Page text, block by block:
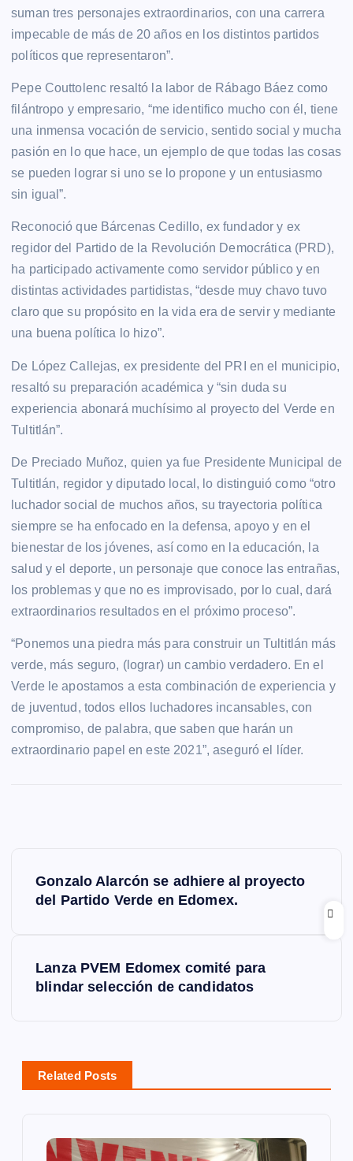
suman tres personajes extraordinarios, con una carrera
impecable de más de 20 años en los distintos partidos
políticos que representaron”.
Pepe Couttolenc resaltó la labor de Rábago Báez como
filántropo y empresario, “me identifico mucho con él, tiene
una inmensa vocación de servicio, sentido social y mucha
pasión en lo que hace, un ejemplo de que todas las cosas
se pueden lograr si uno se lo propone y un entusiasmo
sin igual”.
Reconoció que Bárcenas Cedillo, ex fundador y ex
regidor del Partido de la Revolución Democrática (PRD),
ha participado activamente como servidor público y en
distintas actividades partidistas, “desde muy chavo tuvo
claro que su propósito en la vida era de servir y mediante
una buena política lo hizo”.
De López Callejas, ex presidente del PRI en el municipio,
resaltó su preparación académica y “sin duda su
experiencia abonará muchísimo al proyecto del Verde en
Tultitlán”.
De Preciado Muñoz, quien ya fue Presidente Municipal de
Tultitlán, regidor y diputado local, lo distinguió como “otro
luchador social de muchos años, su trayectoria política
siempre se ha enfocado en la defensa, apoyo y en el
bienestar de los jóvenes, así como en la educación, la
salud y el deporte, un personaje que conoce las entrañas,
los problemas y que no es improvisado, por lo cual, dará
extraordinarios resultados en el próximo proceso”.
“Ponemos una piedra más para construir un Tultitlán más
verde, más seguro, (lograr) un cambio verdadero. En el
Verde le apostamos a esta combinación de experiencia y
de juventud, todos ellos luchadores incansables, con
compromiso, de palabra, que saben que harán un
extraordinario papel en este 2021”, aseguró el líder.
a
c
Gonzalo Alarcón se adhiere al proyecto
del Partido Verde en Edomex.
Lanza PVEM Edomex comité para
blindar selección de candidatos
Related Posts